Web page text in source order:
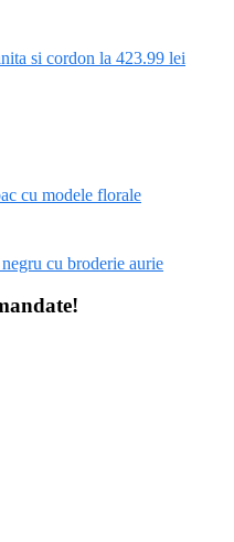
si cordon la 423.99 lei
cu modele florale
cu broderie aurie